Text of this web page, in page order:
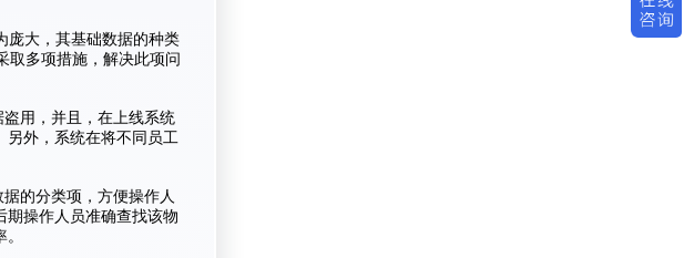
庞大，其基础数据的种类
取多项措施，解决此项问
用，并且，在上线系统
另外，系统在将不同员工
的分类项，方便操作人
期操作人员准确查找该物